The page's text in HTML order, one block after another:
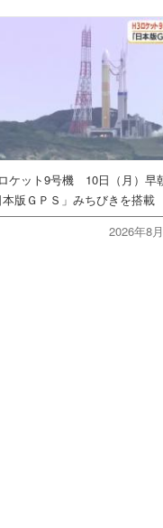
ケット9号機 10日（月）早
本版ＧＰＳ」みちびきを搭載
2026年8